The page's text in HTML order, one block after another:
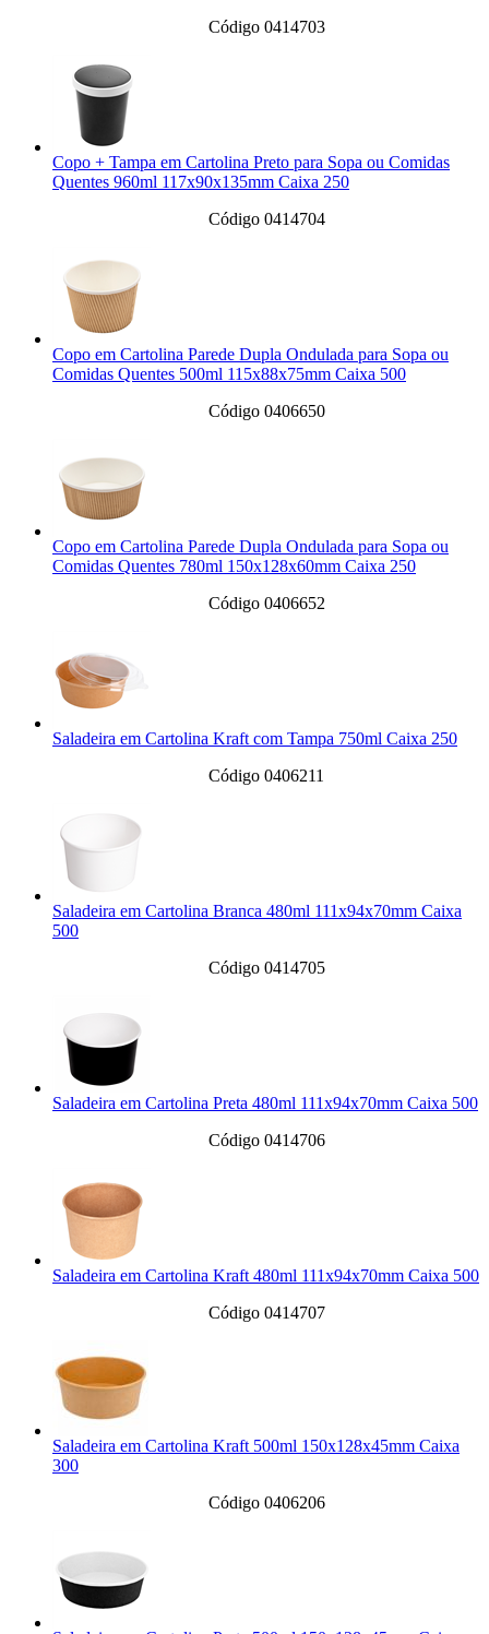
Código 0414703
Copo + Tampa em Cartolina Preto para Sopa ou Comidas
Quentes 960ml 117x90x135mm Caixa 250
Código 0414704
Copo em Cartolina Parede Dupla Ondulada para Sopa ou
Comidas Quentes 500ml 115x88x75mm Caixa 500
Código 0406650
Copo em Cartolina Parede Dupla Ondulada para Sopa ou
Comidas Quentes 780ml 150x128x60mm Caixa 250
Código 0406652
Saladeira em Cartolina Kraft com Tampa 750ml Caixa 250
Código 0406211
Saladeira em Cartolina Branca 480ml 111x94x70mm Caixa
500
Código 0414705
Saladeira em Cartolina Preta 480ml 111x94x70mm Caixa 500
Código 0414706
Saladeira em Cartolina Kraft 480ml 111x94x70mm Caixa 500
Código 0414707
Saladeira em Cartolina Kraft 500ml 150x128x45mm Caixa
300
Código 0406206